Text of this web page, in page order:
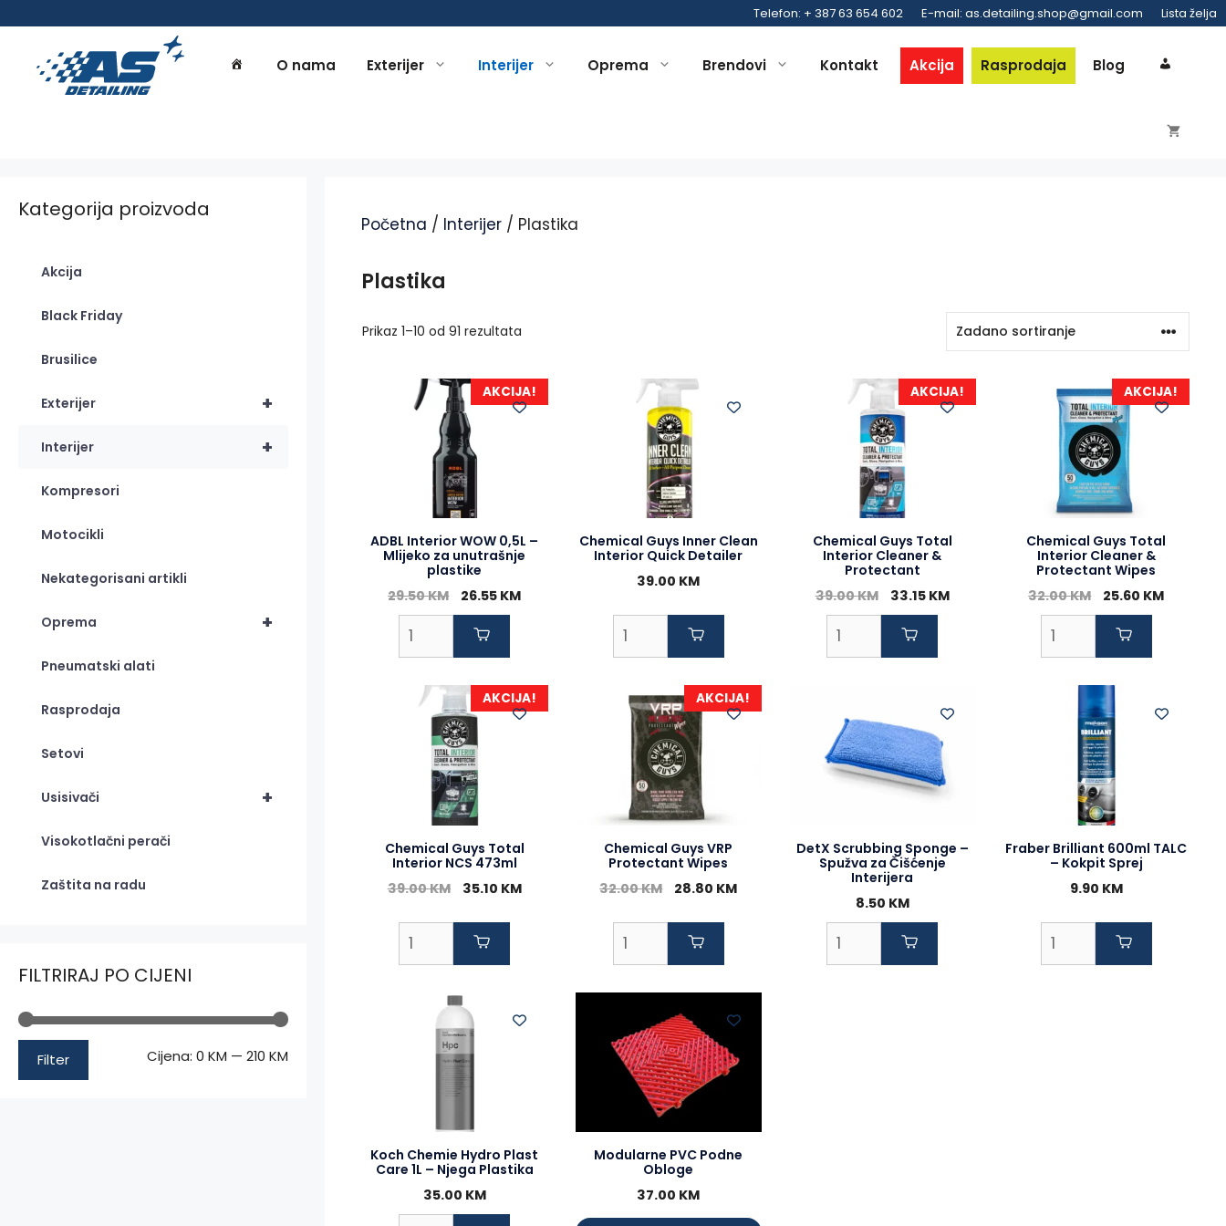
na
sadržaj
Telefon: + 387 63 654 602 E-mail: as.detailing.shop@gmail.com Lista želja
O nama Exterijer Interijer Oprema Brendovi Kontakt Akcija Rasprodaja Blog
Početna / Interijer / Plastika
Plastika
Prikaz 1–10 od 91 rezultata
AKCIJA!
ADBL Interior WOW 0,5L –
Mlijeko za unutrašnje
plastike
29.50KM
Original
price
was:
26.55 KMCurrent
Chemical Guys Inner Clean
Interior Quick Detailer
39.00 KM
AKCIJA!
Chemical Guys Total
Interior Cleaner &
Protectant
39.00KM
Original
price
was:
33.15 KMCurrent
AKCIJA!
Chemical Guys Total
Interior Cleaner &
Protectant Wipes
32.00KM
Original
price
was:
25.60 KMCurrent
AKCIJA!
Chemical Guys Total
Interior NCS 473ml
39.00KM
Original
was:
39.00 KM.
35.10 KMCurrent
AKCIJA!
Chemical Guys VRP
Protectant Wipes
32.00KM
Original
was:
32.00 KM.
28.80 KMCurrent
DetX Scrubbing Sponge –
Spužva za Čišćenje
Interijera
8.50 KM
Fraber Brilliant 600ml TALC
– Kokpit Sprej
9.90 KM
Koch Chemie Hydro Plast
Care 1L – Njega Plastika
35.00 KM
Modularne PVC Podne
Obloge
37.00 KM
Kategorija proizvoda
Akcija
Black Friday
Brusilice
+
Exterijer
+
Interijer
Kompresori
Motocikli
Nekategorisani artikli
+
Oprema
Pneumatski alati
Rasprodaja
Setovi
+
Usisivači
Visokotlačni perači
Zaštita na radu
FILTRIRAJ PO CIJENI
Filter Cijena: 0 KM — 210 KM